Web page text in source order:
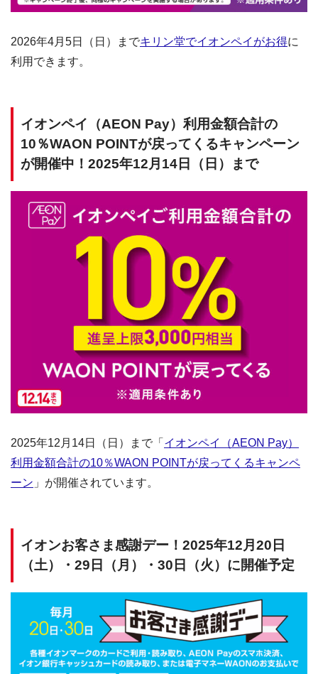
2026年4月5日（日）までキリン堂でイオンペイがお得に
利用できます。
イオンペイ（AEON Pay）利用金額合計の
10％WAON POINTが戻ってくるキャンペーン
が開催中！2025年12月14日（日）まで
2025年12月14日（日）まで「 イオンペイ（AEON Pay）
利用金額合計の10％WAON POINTが戻ってくるキャンペ
ーン 」が開催されています。
イオンお客さま感謝デー！2025年12月20日
（土）・29日（月）・30日（火）に開催予定